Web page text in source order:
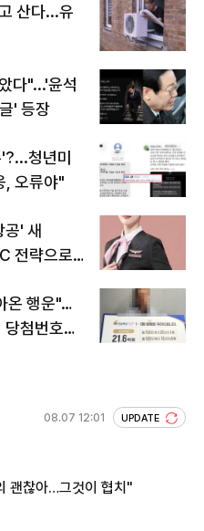
산다...유
다"...'윤석
' 등장
청년미
, 오류야"
공' 새
전략으로
온 행운"…
첨번호조
08.07 12:01 UPDATE
괜찮아…그것이 협치"